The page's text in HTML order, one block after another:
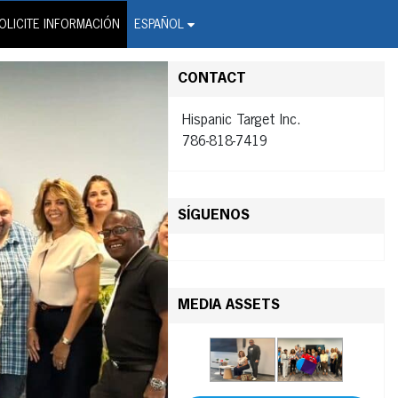
INFORMACIÓN ESPAÑOL
Wire Service
CONTACT
Hispanic Target Inc.
786-818-7419
SÍGUENOS
MEDIA ASSETS